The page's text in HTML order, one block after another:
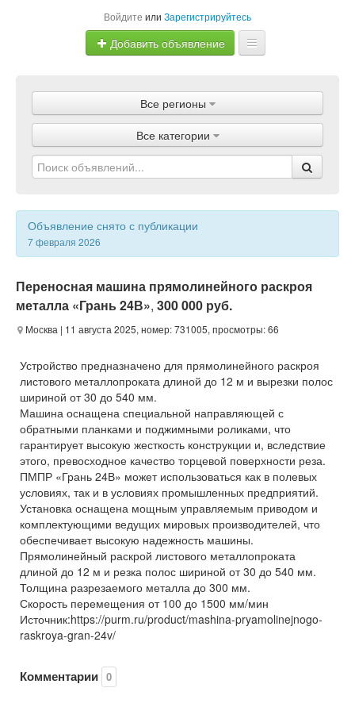
Войдите или Зарегистрируйтесь
Добавить объявление
Объявления
Магазины
Услуги
Статьи
Все регионы
Все категории
Объявление снято с публикации
7 февраля 2026
Переносная машина прямолинейного раскроя
металла «Грань 24В», 300 000 руб.
Москва | 11 августа 2025, номер: 731005, просмотры: 66
Устройство предназначено для прямолинейного раскроя
листового металлопроката длиной до 12 м и вырезки полос
шириной от 30 до 540 мм.
Машина оснащена специальной направляющей с
обратными планками и поджимными роликами, что
гарантирует высокую жесткость конструкции и, вследствие
этого, превосходное качество торцевой поверхности реза.
ПМПР «Грань 24В» может использоваться как в полевых
условиях, так и в условиях промышленных предприятий.
Установка оснащена мощным управляемым приводом и
комплектующими ведущих мировых производителей, что
обеспечивает высокую надежность машины.
Прямолинейный раскрой листового металлопроката
длиной до 12 м и резка полос шириной от 30 до 540 мм.
Толщина разрезаемого металла до 300 мм.
Скорость перемещения от 100 до 1500 мм/мин
Источник:https://purm.ru/product/mashina-pryamolinejnogo-
raskroya-gran-24v/
Комментарии 0